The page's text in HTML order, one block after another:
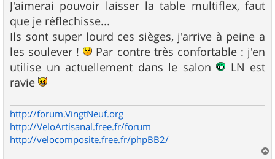
J'aimerai pouvoir laisser la table multiflex, faut
que je réflechisse...
Ils sont super lourd ces sièges, j'arrive à peine a
les soulever !
Par contre très confortable : j'en
utilise un actuellement dans le salon
LN est
ravie
http://forum.VingtNeuf.org
http://VeloArtisanal.free.fr/forum
http://velocomposite.free.fr/phpBB2/